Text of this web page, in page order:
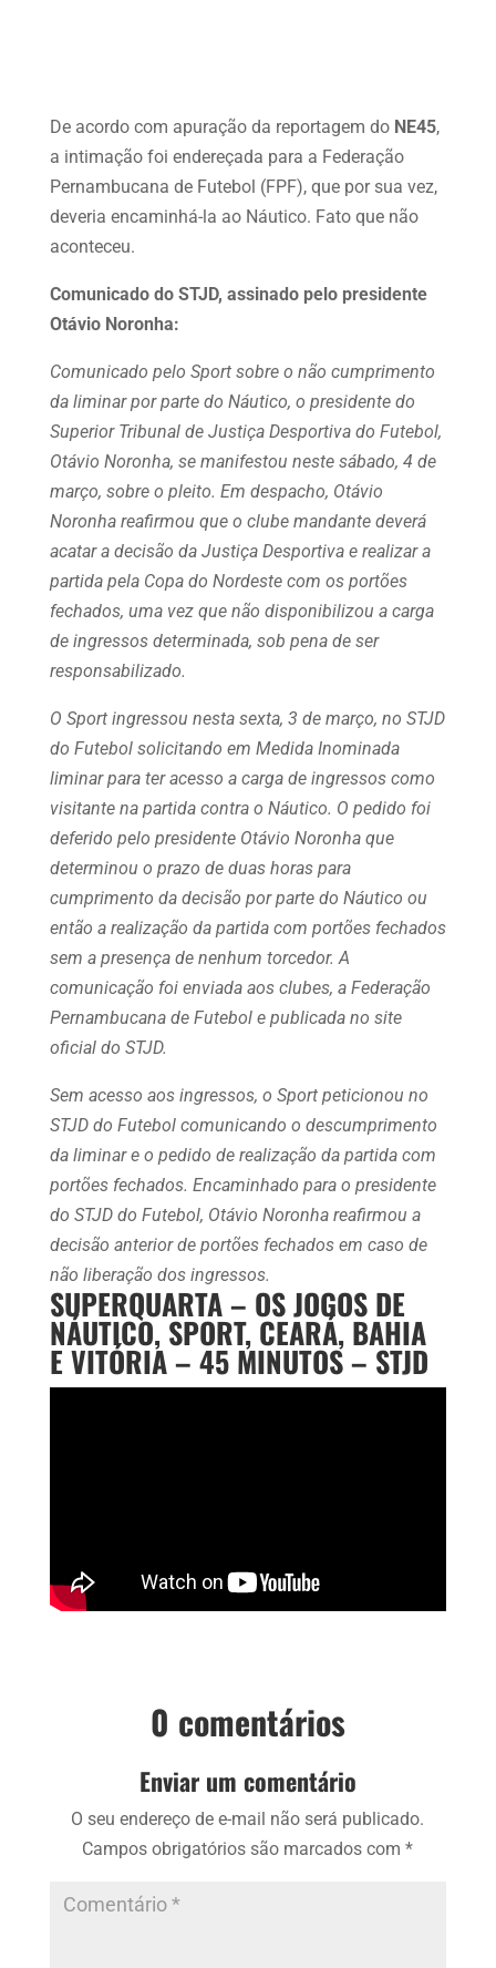
De acordo com apuração da reportagem do NE45,
a intimação foi endereçada para a Federação
Pernambucana de Futebol (FPF), que por sua vez,
deveria encaminhá-la ao Náutico. Fato que não
aconteceu.
Comunicado do STJD, assinado pelo presidente
Otávio Noronha:
Comunicado pelo Sport sobre o não cumprimento
da liminar por parte do Náutico, o presidente do
Superior Tribunal de Justiça Desportiva do Futebol,
Otávio Noronha, se manifestou neste sábado, 4 de
março, sobre o pleito. Em despacho, Otávio
Noronha reafirmou que o clube mandante deverá
acatar a decisão da Justiça Desportiva e realizar a
partida pela Copa do Nordeste com os portões
fechados, uma vez que não disponibilizou a carga
de ingressos determinada, sob pena de ser
responsabilizado.
O Sport ingressou nesta sexta, 3 de março, no STJD
do Futebol solicitando em Medida Inominada
liminar para ter acesso a carga de ingressos como
visitante na partida contra o Náutico. O pedido foi
deferido pelo presidente Otávio Noronha que
determinou o prazo de duas horas para
cumprimento da decisão por parte do Náutico ou
então a realização da partida com portões fechados
sem a presença de nenhum torcedor. A
comunicação foi enviada aos clubes, a Federação
Pernambucana de Futebol e publicada no site
oficial do STJD.
Sem acesso aos ingressos, o Sport peticionou no
STJD do Futebol comunicando o descumprimento
da liminar e o pedido de realização da partida com
portões fechados. Encaminhado para o presidente
do STJD do Futebol, Otávio Noronha reafirmou a
decisão anterior de portões fechados em caso de
não liberação dos ingressos.
SUPERQUARTA – OS JOGOS DE
NÁUTICO, SPORT, CEARÁ, BAHIA
E VITÓRIA – 45 MINUTOS – STJD
0 comentários
Enviar um comentário
O seu endereço de e-mail não será publicado.
Campos obrigatórios são marcados com*